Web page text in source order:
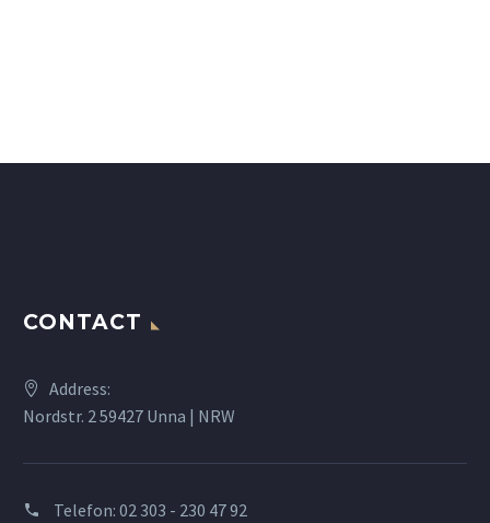
CONTACT
Address:
Nordstr. 2 59427 Unna | NRW
Telefon: 02 303 - 230 47 92